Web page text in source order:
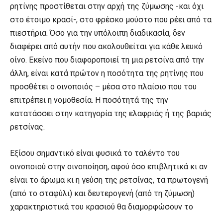
ρητίνης προστίθεται στην αρχή της ζύμωσης -και όχι
στο έτοιμο κρασί-, στο φρέσκο μούστο που ρέει από τα
πιεστήρια. Όσο για την υπόλοιπη διαδικασία, δεν
διαφέρει από αυτήν που ακολουθείται για κάθε λευκό
οίνο. Εκείνο που διαφοροποιεί τη μια ρετσίνα από την
άλλη, είναι κατά πρώτον η ποσότητα της ρητίνης που
προσθέτει ο οινοποιός – μέσα στο πλαίσιο που του
επιτρέπει η νομοθεσία. Η ποσότητά της την
κατατάσσει στην κατηγορία της ελαφριάς ή της βαριάς
ρετσίνας.
Εξίσου σημαντικό είναι φυσικά το ταλέντο του
οινοποιού στην οινοποίηση, αφού όσο επιβλητικά κι αν
είναι το άρωμα κι η γεύση της ρετσίνας, τα πρωτογενή
(από το σταφύλι) και δευτερογενή (από τη ζύμωση)
χαρακτηριστικά του κρασιού θα διαμορφώσουν το